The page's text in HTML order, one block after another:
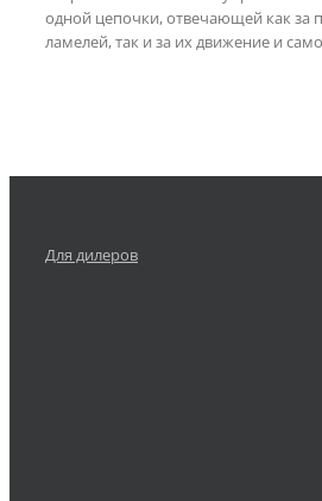
одной цепочки, отвечающей как за
ламелей, так и за их движение и
Для дилеров